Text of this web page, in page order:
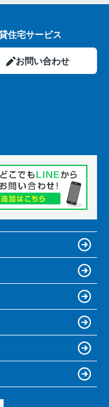
住宅サービス
お問い合わせ